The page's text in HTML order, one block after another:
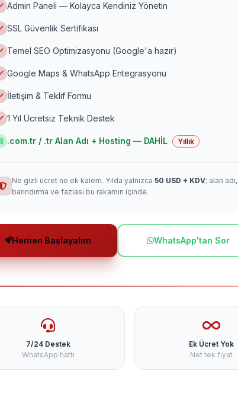
Admin Paneli — Kolayca Kendiniz Yönetin
SSL Güvenlik Sertifikası
Temel SEO Optimizasyonu (Google'a hazır)
Google Maps & WhatsApp Entegrasyonu
İletişim & Teklif Formu
1 Yıl Ücretsiz Teknik Destek
.com.tr / .tr Alan Adı + Hosting — DAHİL Yıllık
Ne gizli ücret ne ek kalem. Yılda yalnızca 50 USD + KDV; alan adı,
barındırma ve fazlası bu rakamın içinde.
Hemen Başlayalım WhatsApp'tan Sor
7/24 Destek
WhatsApp hattı
Ek Ücret Yok
Net tek fiyat